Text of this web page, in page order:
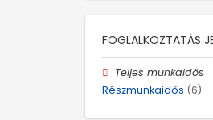
FOGLALKOZTATÁS
Teljes munkaidős
Részmunkaidős (6)